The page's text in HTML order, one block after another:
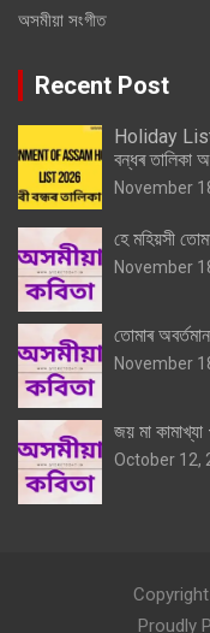
অসমীয়া সংগীত
Recent Post
Holiday
বন্ধৰ তালিকা
November
হে মহিয়সী
November
তোমাৰ
November
জয় মা কামাখ্যা
October 12,
Proudly